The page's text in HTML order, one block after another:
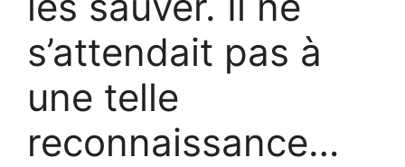
s’attendait pas à
une telle
reconnaissance…